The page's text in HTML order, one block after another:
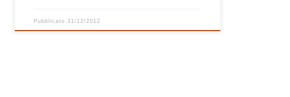
Pubblicato31/12/2012